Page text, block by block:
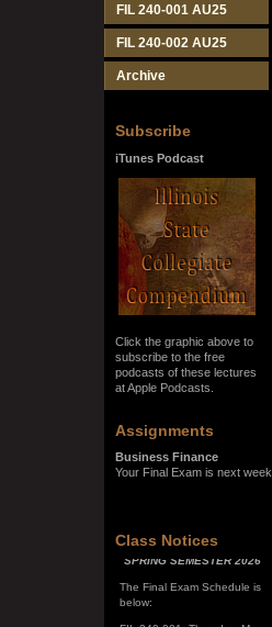
FIL 240-001 AU25
FIL 240-002 AU25
Archive
Subscribe
iTunes Podcast
Click the graphic above to
subscribe to the free
podcasts of these lectures
at Apple Podcasts.
Assignments
Business Finance
Your Final Exam is next week.
Class Notices
SPRING SEMESTER 2026
The Final Exam Schedule is
FIL 240-001: Thursday, May